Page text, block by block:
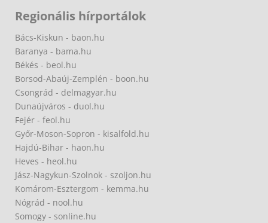
Regionális hírportálok
Bács-Kiskun - baon.hu
Baranya - bama.hu
Békés - beol.hu
Borsod-Abaúj-Zemplén - boon.hu
Csongrád - delmagyar.hu
Dunaújváros - duol.hu
Fejér - feol.hu
Győr-Moson-Sopron - kisalfold.hu
Hajdú-Bihar - haon.hu
Heves - heol.hu
Jász-Nagykun-Szolnok - szoljon.hu
Komárom-Esztergom - kemma.hu
Nógrád - nool.hu
Somogy - sonline.hu